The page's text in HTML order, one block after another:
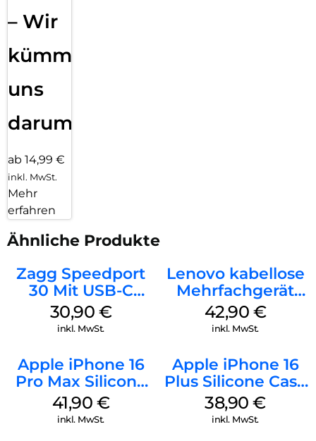
– Wir
kümmern
uns
darum!
ab 14,99 €
inkl. MwSt.
Mehr
erfahren
Ähnliche Produkte
Zagg Speedport
30 Mit USB-C
Kabel Weiß
30,90 €
inkl. MwSt.
Lenovo kabellose
Mehrfachgerät
Luna Grey
42,90 €
inkl. MwSt.
Apple iPhone 16
Pro Max Silicone
Case MagSafe
Ultramarine
41,90 €
inkl. MwSt.
Apple iPhone 16
Plus Silicone Case
MagSafe Denim
38,90€
inkl. MwSt.